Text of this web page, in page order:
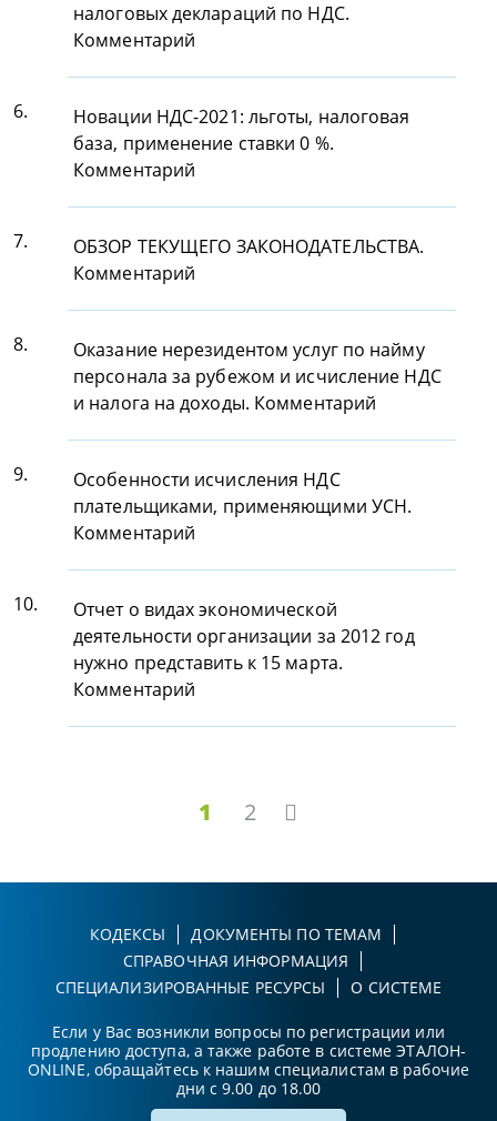
налоговых деклараций по НДС.
Комментарий
6.
Новации НДС-2021: льготы, налоговая
база, применение ставки 0 %.
Комментарий
7.
ОБЗОР ТЕКУЩЕГО ЗАКОНОДАТЕЛЬСТВА.
Комментарий
8.
Оказание нерезидентом услуг по найму
персонала за рубежом и исчисление НДС
и налога на доходы. Комментарий
9.
Особенности исчисления НДС
плательщиками, применяющими УСН.
Комментарий
10.
Отчет о видах экономической
деятельности организации за 2012 год
нужно представить к 15 марта.
Комментарий
1 2
КОДЕКСЫ
ДОКУМЕНТЫ ПО ТЕМАМ
СПРАВОЧНАЯ ИНФОРМАЦИЯ
СПЕЦИАЛИЗИРОВАННЫЕ РЕСУРСЫ
О СИСТЕМЕ
Если у Вас возникли вопросы по регистрации или
продлению доступа, а также работе в системе ЭТАЛОН-
ONLINE, обращайтесь к нашим специалистам в рабочие
дни с 9.00 до 18.00